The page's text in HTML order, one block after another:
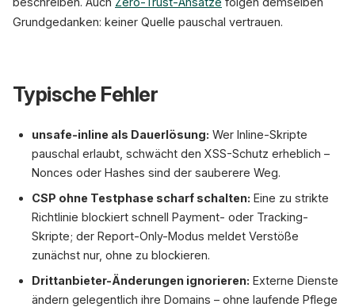
Grundgedanken: keiner Quelle pauschal vertrauen.
Typische Fehler
unsafe-inline als Dauerlösung: Wer Inline-Skripte
pauschal erlaubt, schwächt den XSS-Schutz erheblich –
Nonces oder Hashes sind der sauberere Weg.
CSP ohne Testphase scharf schalten: Eine zu strikte
Richtlinie blockiert schnell Payment- oder Tracking-
Skripte; der Report-Only-Modus meldet Verstöße
zunächst nur, ohne zu blockieren.
Drittanbieter-Änderungen ignorieren: Externe Dienste
ändern gelegentlich ihre Domains – ohne laufende Pflege